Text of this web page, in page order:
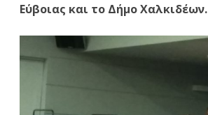
Εύβοιας και το Δήμο Χαλκιδέων.